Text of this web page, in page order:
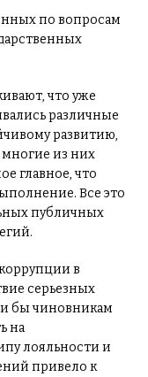
что уже
различные
развитию,
из них
главное, что
Все это
публичных
в
серьезных
бы чиновникам
на
лояльности и
привело к